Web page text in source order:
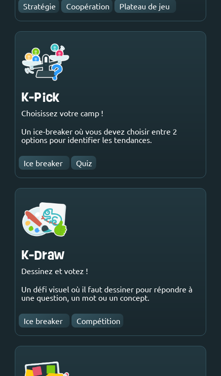
Stratégie Coopération Plateau de jeu
K-Pick
Choisissez votre camp !
Un ice-breaker où vous devez choisir entre 2
options pour identifier les tendances.
Ice breaker Quiz
K-Draw
Dessinez et votez !
Un défi visuel où il faut dessiner pour répondre à
une question, un mot ou un concept.
Ice breaker Compétition